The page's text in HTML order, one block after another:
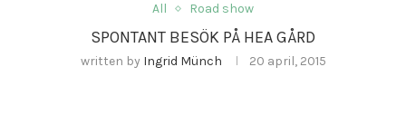
All Road show
SPONTANT BESÖK PÅ HEA GÅRD
written by Ingrid Münch 20 april, 2015